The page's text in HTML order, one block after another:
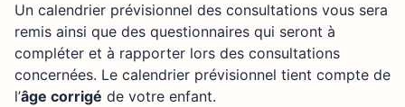
Un calendrier prévisionnel des consultations vous sera
remis ainsi que des questionnaires qui seront à
compléter et à rapporter lors des consultations
concernées. Le calendrier prévisionnel tient compte de
l’âge corrigé de votre enfant.